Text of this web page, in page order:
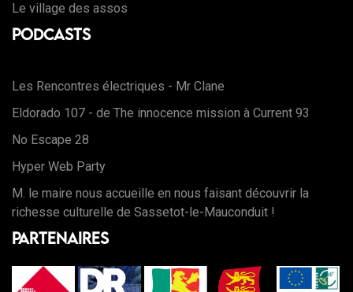
Le village des assos
Podcasts
Les Rencontres électriques - Mr Clane
Eldorado 107 - de The innocence mission à Current 93
No Escape 28
Hyper Web Party
M. le maire nous accueille en nous faisant découvrir la
richesse culturelle de Sassetot-le-Mauconduit !
Partenaires